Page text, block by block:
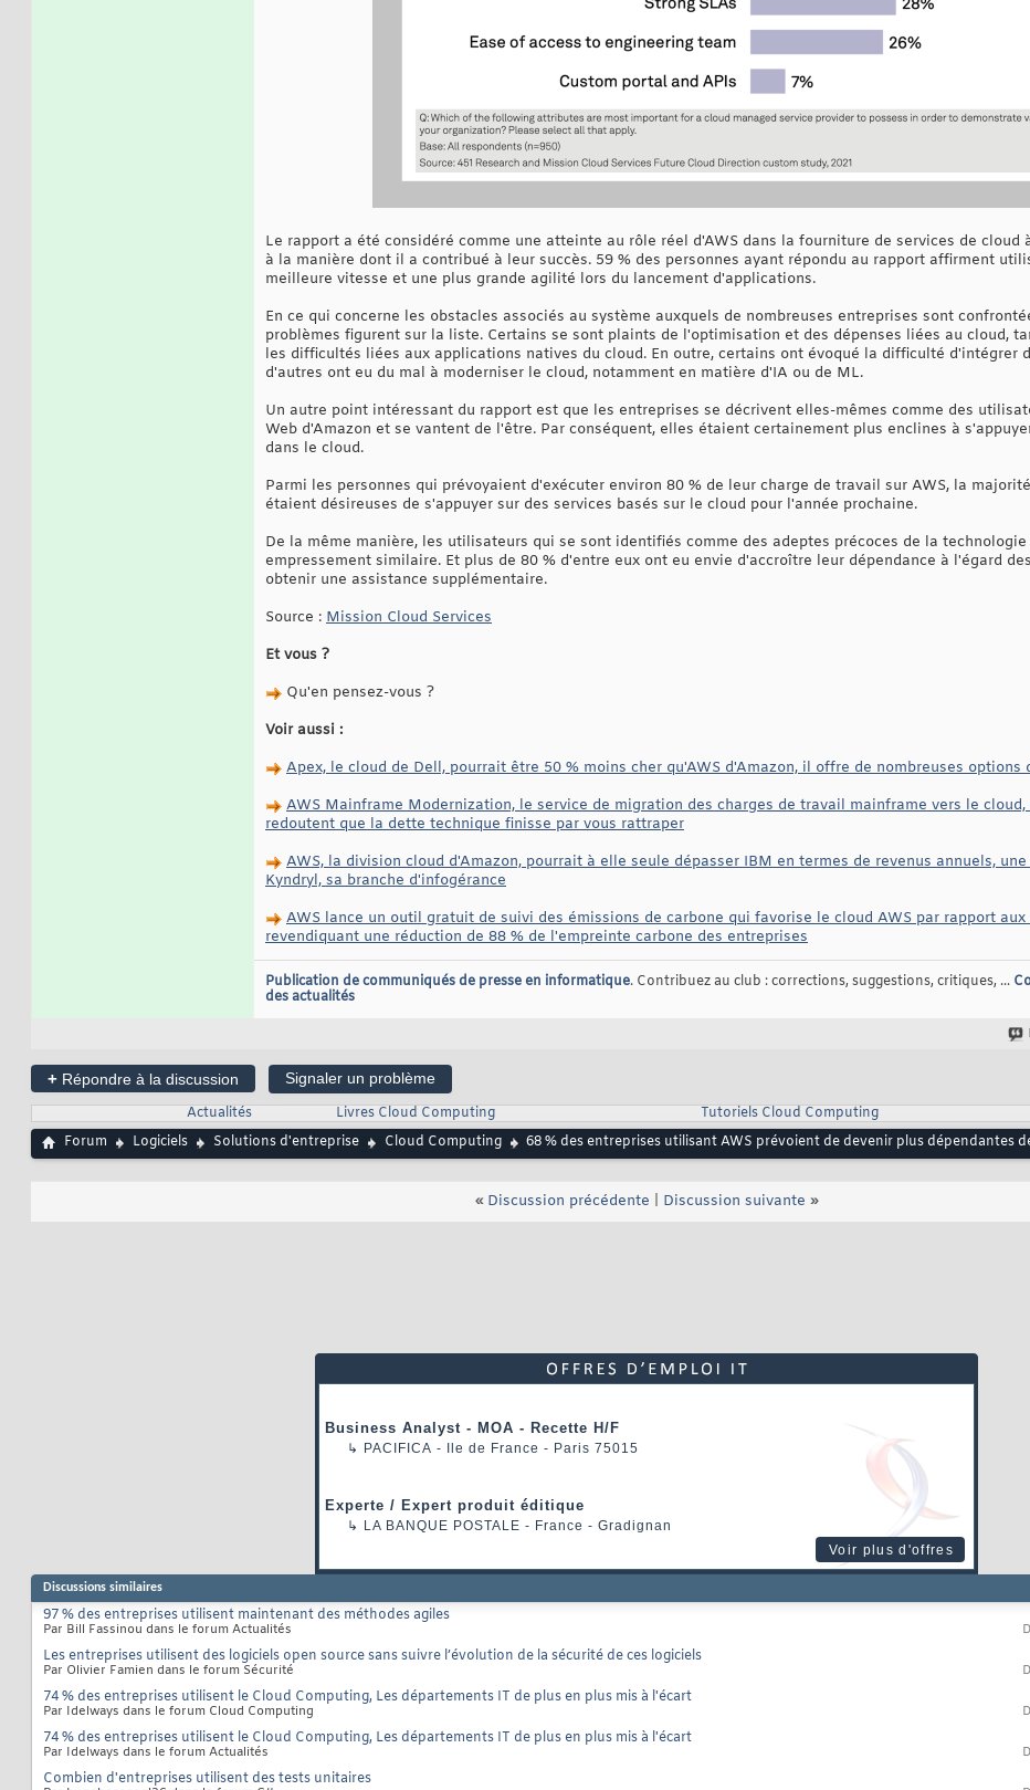
Le rapport a été considéré comme une atteinte au rôle réel d'AWS dans la fourniture de services de cloud
à la manière dont il a contribué à leur succès. 59 % des personnes ayant répondu au rapport affirment
meilleure vitesse et une plus grande agilité lors du lancement d'applications.
En ce qui concerne les obstacles associés au système auxquels de nombreuses entreprises sont
problèmes figurent sur la liste. Certains se sont plaints de l'optimisation et des dépenses liées au cloud,
les difficultés liées aux applications natives du cloud. En outre, certains ont évoqué la difficulté d'intégrer
d'autres ont eu du mal à moderniser le cloud, notamment en matière d'IA ou de ML.
Un autre point intéressant du rapport est que les entreprises se décrivent elles-mêmes comme des
Web d'Amazon et se vantent de l'être. Par conséquent, elles étaient certainement plus enclines à
dans le cloud.
Parmi les personnes qui prévoyaient d'exécuter environ 80 % de leur charge de travail sur AWS, la
étaient désireuses de s'appuyer sur des services basés sur le cloud pour l'année prochaine.
De la même manière, les utilisateurs qui se sont identifiés comme des adeptes précoces de la
empressement similaire. Et plus de 80 % d'entre eux ont eu envie d'accroître leur dépendance à l'égard
obtenir une assistance supplémentaire.
Source : Mission Cloud Services
Et vous ?
Qu'en pensez-vous ?
Voir aussi :
Apex, le cloud de Dell, pourrait être 50 % moins cher qu'AWS d'Amazon, il offre de nombreuses
AWS Mainframe Modernization, le service de migration des charges de travail mainframe vers le
redoutent que la dette technique finisse par vous rattraper
AWS, la division cloud d'Amazon, pourrait à elle seule dépasser IBM en termes de revenus annuels,
Kyndryl, sa branche d'infogérance
AWS lance un outil gratuit de suivi des émissions de carbone qui favorise le cloud AWS par rapport
revendiquant une réduction de 88 % de l'empreinte carbone des entreprises
Publication de communiqués de presse en informatique. Contribuez au club : corrections, suggestions, critiques, ...
des actualités
+ Répondre à la discussion
Signaler un problème
Actualités
Livres Cloud Computing
Tutoriels Cloud Computing
Forum
Logiciels Solutions d'entreprise Cloud Computing 68 % des entreprises utilisant AWS prévoient de devenir plus dépendantes
« Discussion précédente Discussion suivante »
Business Analyst - MOA - Recette H/F
↳ PACIFICA - Ile de France - Paris 75015
Experte / Expert produit éditique
↳ LA BANQUE POSTALE - France - Gradignan
Voir plus d'offres
Discussions similaires
97 % des entreprises utilisent maintenant des méthodes agiles
Par Bill Fassinou dans le forum Actualités
Les entreprises utilisent des logiciels open source sans suivre l’évolution de la sécurité de ces logiciels
Par Olivier Famien dans le forum Sécurité
74 % des entreprises utilisent le Cloud Computing, Les départements IT de plus en plus mis à l'écart
Par Idelways dans le forum Cloud Computing
74 % des entreprises utilisent le Cloud Computing, Les départements IT de plus en plus mis à l'écart
Par Idelways dans le forum Actualités
Combien d'entreprises utilisent des tests unitaires